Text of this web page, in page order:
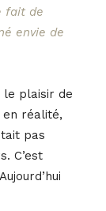
fait de
envie de
le plaisir de
réalité,
pas
C’est